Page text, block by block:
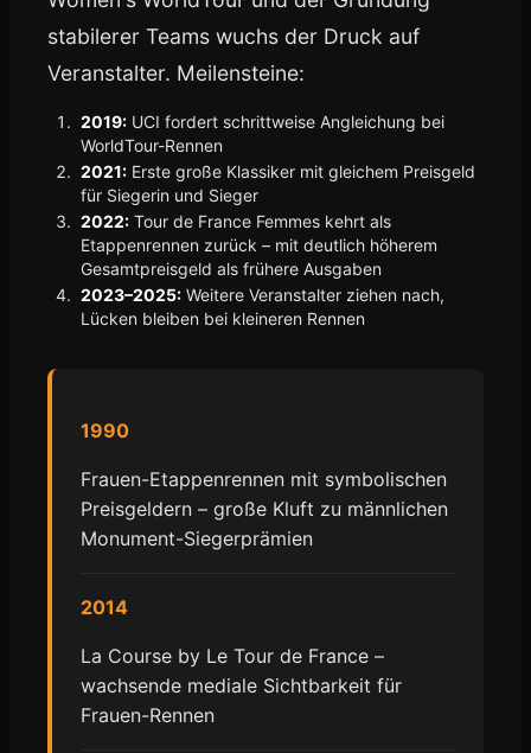
stabilerer Teams wuchs der Druck auf
Veranstalter. Meilensteine:
2019: UCI fordert schrittweise Angleichung bei
WorldTour-Rennen
2021: Erste große Klassiker mit gleichem Preisgeld
für Siegerin und Sieger
2022: Tour de France Femmes kehrt als
Etappenrennen zurück – mit deutlich höherem
Gesamtpreisgeld als frühere Ausgaben
2023–2025: Weitere Veranstalter ziehen nach,
Lücken bleiben bei kleineren Rennen
1990
Frauen-Etappenrennen mit symbolischen
Preisgeldern – große Kluft zu männlichen
Monument-Siegerprämien
2014
La Course by Le Tour de France –
wachsende mediale Sichtbarkeit für
Frauen-Rennen